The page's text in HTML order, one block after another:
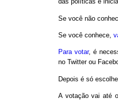
Se você não
Se você conhece,
Para votar, é
no Twitter ou
Depois é só
A votação vai até